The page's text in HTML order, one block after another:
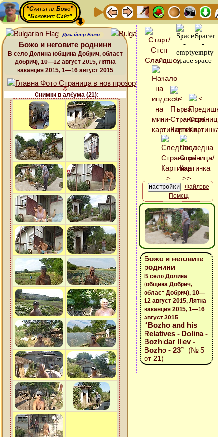
“Сайтът на Божо”
“Божовият Сайт”
Дизайнер Божо
Божо и неговите роднини
В село Долина (община Добрич, област
Добрич), 10—12 август 2015, Лятна
ваканция 2015, 1—16 август 2015
Снимки в албума (21):
Файлове
Помощ
Божо и неговите
роднини
В село Долина
(община Добрич,
област Добрич), 10—
12 август 2015, Лятна
ваканция 2015, 1—16
август 2015
“Bozho and his
Relatives - Dolina -
Bozhidar Iliev -
Bozho - 23” (№ 5
от 21)